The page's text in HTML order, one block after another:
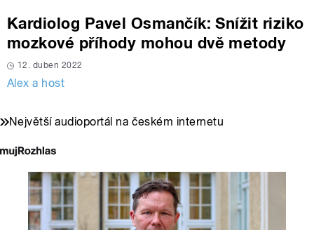
Kardiolog Pavel Osmančík: Snížit riziko
mozkové příhody mohou dvě metody
12. duben 2022
Alex a host
Největší audioportál na českém internetu